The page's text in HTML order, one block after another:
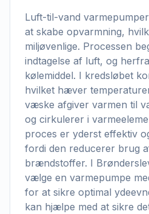
Luft-til-vand
at skabe opvarmning,
miljøvenlige. Processen
indtagelse af luft, og
kølemiddel. I kredsløbet
hvilket hæver
væske afgiver varmen til
og cirkulerer i
proces er yderst effektiv
fordi den reducerer brug
brændstoffer. I
vælge en varmepumpe
for at sikre optimal
kan hjælpe med at sikre